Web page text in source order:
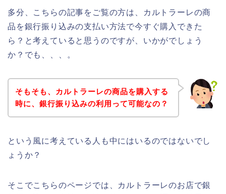
多分、こちらの記事をご覧の方は、カルトラーレの商
品を銀行振り込みの支払い方法で今すぐ購入できた
ら？と考えていると思うのですが、いかがでしょう
か？でも、、、。
そもそも、カルトラーレの商品を購入する
時に、銀行振り込みの利用って可能なの？
という風に考えている人も中にはいるのではないでし
ょうか？
そこでこちらのページでは、カルトラーレのお店で銀